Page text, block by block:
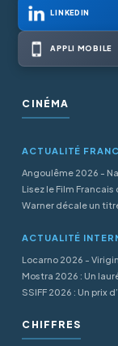
LINKEDIN
APPLI MOBILE
CINÉMA
ACTUALITÉ
Angoulême 2026 -
Lisez le Film Francais
Warner décale un
ACTUALITÉ
Locarno 2026 -
Mostra 2026 : Un
SSIFF 2026 : Un prix
CHIFFRES